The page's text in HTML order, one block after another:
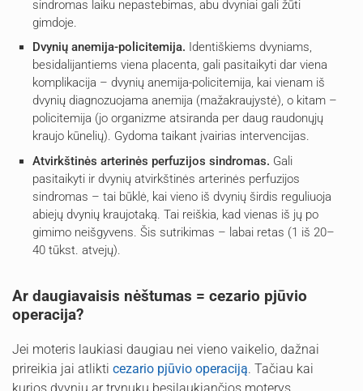
sindromas laiku nepastebimas, abu dvyniai gali žūti
gimdoje.
Dvynių anemija-policitemija. Identiškiems dvyniams,
besidalijantiems viena placenta, gali pasitaikyti dar viena
komplikacija – dvynių anemija-policitemija, kai vienam iš
dvynių diagnozuojama anemija (mažakraujystė), o kitam –
policitemija (jo organizme atsiranda per daug raudonųjų
kraujo kūnelių). Gydoma taikant įvairias intervencijas.
Atvirkštinės arterinės perfuzijos sindromas. Gali
pasitaikyti ir dvynių atvirkštinės arterinės perfuzijos
sindromas – tai būklė, kai vieno iš dvynių širdis reguliuoja
abiejų dvynių kraujotaką. Tai reiškia, kad vienas iš jų po
gimimo neišgyvens. Šis sutrikimas – labai retas (1 iš 20–
40 tūkst. atvejų).
Ar daugiavaisis nėštumas = cezario pjūvio
operacija?
Jei moteris laukiasi daugiau nei vieno vaikelio, dažnai
prireikia jai atlikti cezario pjūvio operaciją. Tačiau kai